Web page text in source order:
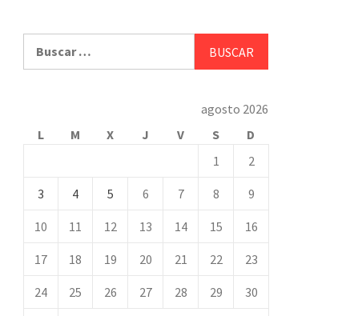
agosto 2026
L
M X J V S
D
1
2
3 4 5 6 7 8 9
10 11 12 13 14 15 16
17 18 19 20 21 22 23
24 25 26 27 28 29 30